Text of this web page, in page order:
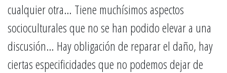
cualquier otra… Tiene muchísimos aspectos
socioculturales que no se han podido elevar a una
discusión… Hay obligación de reparar el daño, hay
ciertas especificidades que no podemos dejar de